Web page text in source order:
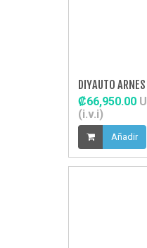
₡66,950.00
(i.v.i)
Añadir